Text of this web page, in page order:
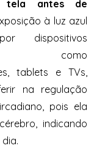
tela antes de
à luz azul
dispositivos
como
tablets e TVs,
na regulação
pois ela
indicando